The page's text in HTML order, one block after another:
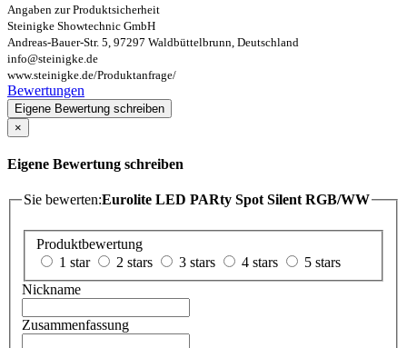
Angaben zur Produktsicherheit
Steinigke Showtechnic GmbH
Andreas-Bauer-Str. 5, 97297 Waldbüttelbrunn, Deutschland
info@steinigke.de
www.steinigke.de/Produktanfrage/
Bewertungen
Eigene Bewertung schreiben
×
Eigene Bewertung schreiben
Sie bewerten:Eurolite LED PARty Spot Silent RGB/WW
Produktbewertung
1 star
2 stars 3 stars 4 stars
5 stars
Nickname
Zusammenfassung